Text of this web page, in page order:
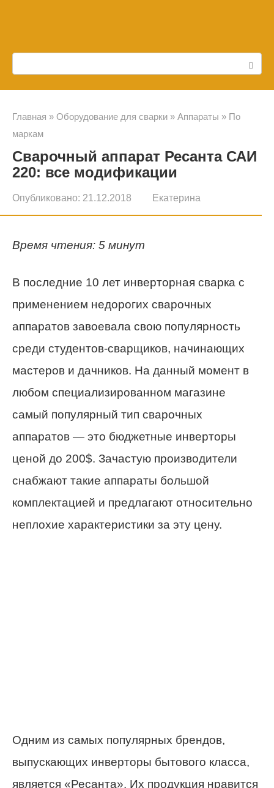
контенту
Главная » Оборудование для сварки » Аппараты » По
маркам
Сварочный аппарат Ресанта САИ
220: все модификации
Опубликовано: 21.12.2018 Екатерина
Время чтения: 5 минут
В последние 10 лет инверторная сварка с
применением недорогих сварочных
аппаратов завоевала свою популярность
среди студентов-сварщиков, начинающих
мастеров и дачников. На данный момент в
любом специализированном магазине
самый популярный тип сварочных
аппаратов — это бюджетные инверторы
ценой до 200$. Зачастую производители
снабжают такие аппараты большой
комплектацией и предлагают относительно
неплохие характеристики за эту цену.
Одним из самых популярных брендов,
выпускающих инверторы бытового класса,
является «Ресанта». Их продукция нравится